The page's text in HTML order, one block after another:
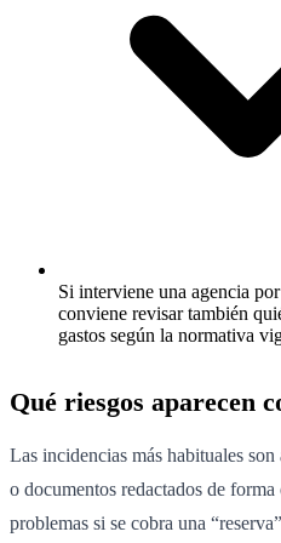
Si interviene una agencia
conviene revisar también
gastos según la normativa
Qué riesgos aparecen
Las incidencias más habituales
o documentos redactados de
problemas si se cobra una